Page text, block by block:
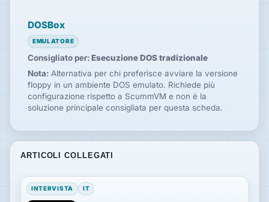
DOSBox
EMULATORE
Consigliato per:Esecuzione DOS tradizionale
Nota: Alternativa per chi preferisce avviare la versione
floppy in un ambiente DOS emulato. Richiede più
configurazione rispetto a ScummVM e non è la
soluzione principale consigliata per questa scheda.
ARTICOLI COLLEGATI
INTERVISTA IT